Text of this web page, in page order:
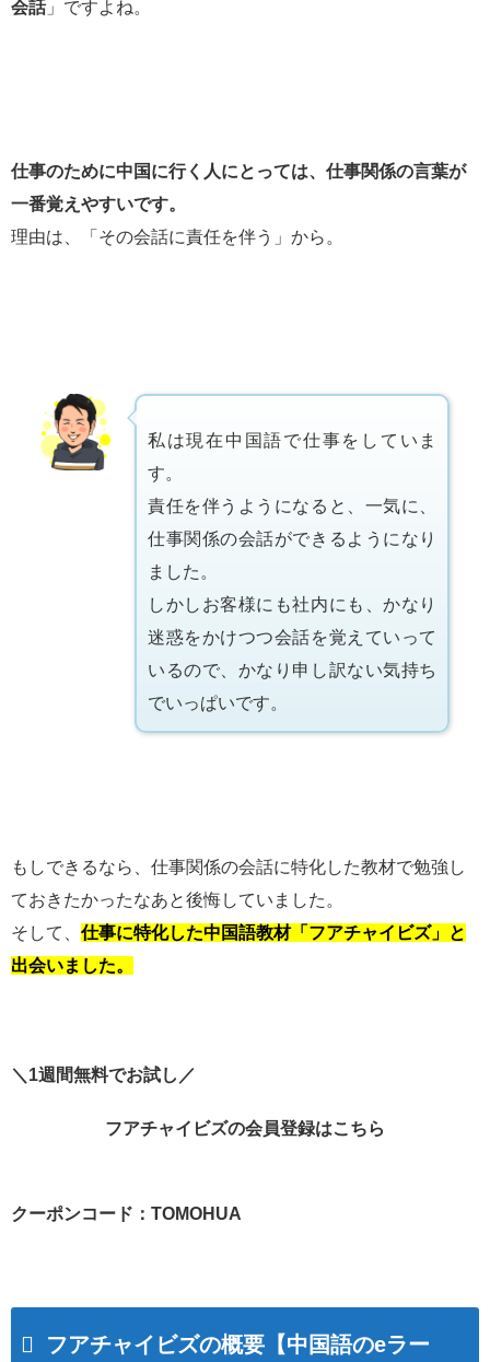
会話」ですよね。
仕事のために中国に行く人にとっては、仕事関係の言葉が
一番覚えやすいです。
理由は、「その会話に責任を伴う」から。
私は現在中国語で仕事をしていま
す。
責任を伴うようになると、一気に、
仕事関係の会話ができるようになり
ました。
しかしお客様にも社内にも、かなり
迷惑をかけつつ会話を覚えていって
いるので、かなり申し訳ない気持ち
でいっぱいです。
もしできるなら、仕事関係の会話に特化した教材で勉強し
ておきたかったなあと後悔していました。
そして、 仕事に特化した中国語教材「フアチャイビズ」と
出会いました。
＼1週間無料でお試し／
フアチャイビズの会員登録はこちら
クーポンコード：TOMOHUA
フアチャイビズの概要【中国語のeラー